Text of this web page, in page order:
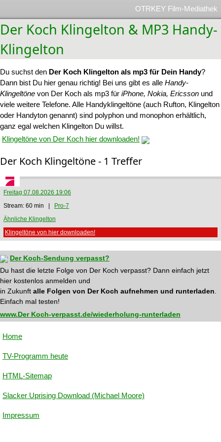
OTRKEY Film-Mediathek
Der Koch Klingelton & MP3 Handy-
Klingelton
Du suchst den Der Koch Klingelton als mp3 für Dein Handy?
Dann bist Du hier genau richtig! Bei uns gibt es alle Handy-
Klingeltöne von Der Koch als mp3 für iPhone, Nokia, Ericsson und
viele weitere Telefone. Alle Handyklingeltöne (auch Rufton, Klingelton
oder Handyton genannt) sind polyphon und monophon erhältlich,
ganz egal welchen Klingelton Du willst.
Klingeltöne von Der Koch hier downloaden!
Der Koch Klingeltöne - 1 Treffer
Freitag 07.08.2026 19:06
Stream: 60 min |
Pro-7
Ähnliche Klingelton
Klingeltöne von hier downloaden!
Der Koch-Sendung verpasst?
Du hast die letzte Folge von Der Koch verpasst? Dann einfach jetzt
hier kostenlos anmelden und
in Zukunft alle Folgen von Der Koch aufnehmen und runterladen
Einfach mal testen!
www.Der Koch-verpasst.de/wiederholung-runterladen
Home
TV-Programm heute
HTML-Sitemap
Slacker Uprising Download (Michael Moore)
Impressum